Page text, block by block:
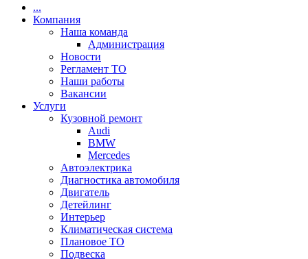
...
Компания
Наша команда
Администрация
Новости
Регламент ТО
Наши работы
Вакансии
Услуги
Кузовной ремонт
Audi
BMW
Mercedes
Автоэлектрика
Диагностика автомобиля
Двигатель
Детейлинг
Интерьер
Климатическая система
Плановое ТО
Подвеска